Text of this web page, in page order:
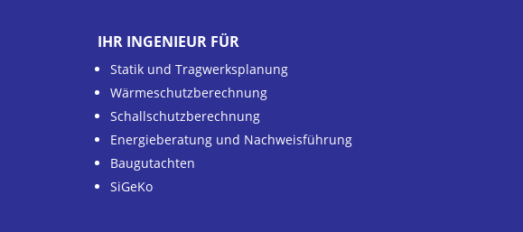
IHR INGENIEUR FÜR
Statik und Tragwerksplanung
Wärmeschutzberechnung
Schallschutzberechnung
Energieberatung und Nachweisführung
Baugutachten
SiGeKo